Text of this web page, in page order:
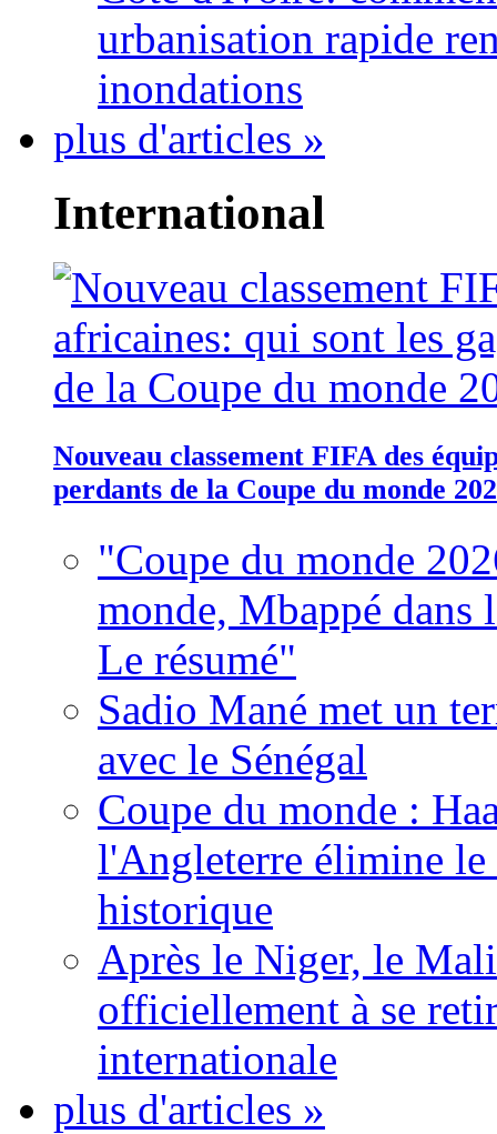
urbanisation rapide
inondations
plus d'articles »
International
Nouveau classement FIFA des
perdants de la Coupe du monde
"Coupe du monde
monde, Mbappé dans
Le résumé"
Sadio Mané met un
avec le Sénégal
Coupe du monde :
l'Angleterre élimine
historique
Après le Niger, le
officiellement à se
internationale
plus d'articles »